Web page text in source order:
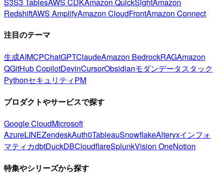
S3S3 TablesAWS CDKAmazon QuickSightAmazon
RedshiftAWS AmplifyAmazon CloudFrontAmazon Connect
注目のテーマ
生成AIMCPChatGPTClaudeAmazon BedrockRAGAmazon
QGitHub CopilotDevinCursorObsidianモダンデータスタック
PythonセキュリティPM
プロダクトやサービスで探す
Google CloudMicrosoft
AzureLINEZendeskAuth0TableauSnowflakeAlteryxインフォ
マティカdbtDuckDBCloudflareSplunkVision OneNotion
特集やシリーズから探す